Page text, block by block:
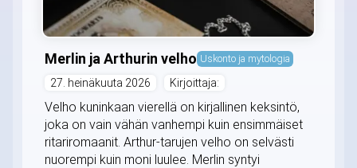
Merlin ja Arthurin velho Uskonto ja mytologia
27. heinäkuuta 2026 Kirjoittaja:
Velho kuninkaan vierellä on kirjallinen keksintö,
joka on vain vähän vanhempi kuin ensimmäiset
ritariromaanit. Arthur-tarujen velho on selvästi
nuorempi kuin moni luulee. Merlin syntyi